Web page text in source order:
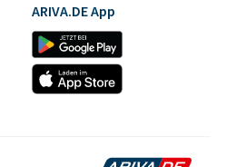
ARIVA.DE App